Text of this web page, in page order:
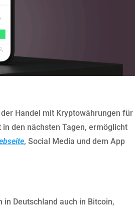
Handel mit Kryptowährungen für
den nächsten Tagen, ermöglicht
, Social Media und dem App
Deutschland auch in Bitcoin,